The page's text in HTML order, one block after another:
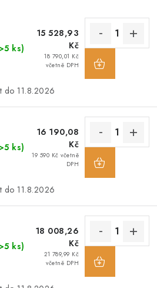
ks)
15 528,93
Kč
18 790,01 Kč
včetně DPH
11.8.2026
ks)
16 190,08
Kč
19 590 Kč včetně
DPH
11.8.2026
ks)
18 008,26
Kč
21 789,99 Kč
včetně DPH